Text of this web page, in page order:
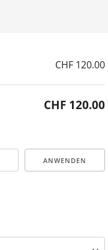
CHF 120.00
CHF 120.00
ANWENDEN